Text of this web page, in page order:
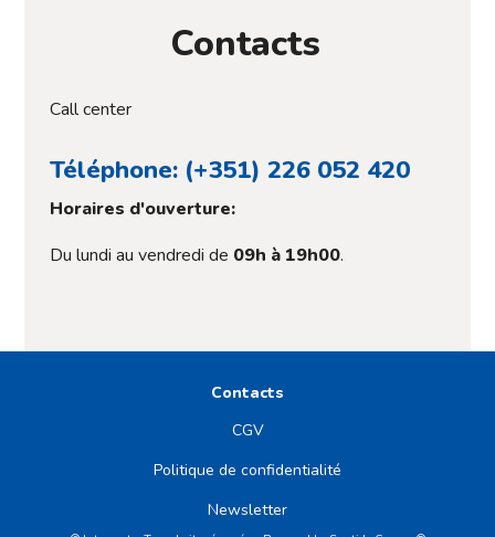
Contacts
Call center
Téléphone: (+351) 226 052 420
Horaires d'ouverture:
Du lundi au vendredi de 09h à 19h00.
Contacts
CGV
Politique de confidentialité
Newsletter